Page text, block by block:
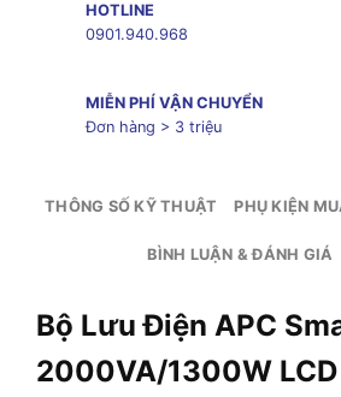
HOTLINE
0901.940.968
MIỄN PHÍ VẬN CHUYỂN
Đơn hàng > 3 triệu
THÔNG SỐ KỸ THUẬT PHỤ KIỆN
BÌNH LUẬN & ĐÁNH GIÁ
Bộ Lưu Điện APC
2000VA/1300W LCD